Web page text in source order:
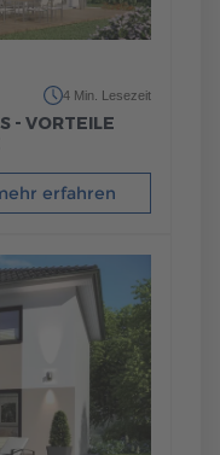
4 Min. Lesezeit
- VORTEILE
erfahren